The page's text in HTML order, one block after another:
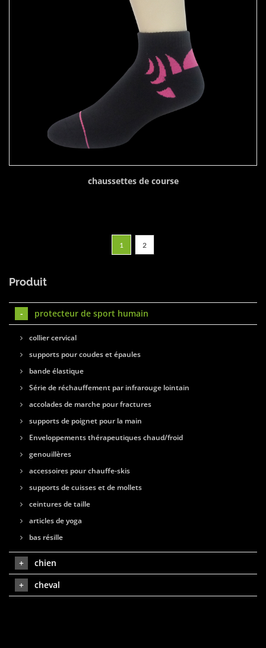
chaussettes de course
1 2
Produit
protecteur de sport humain
collier cervical
supports pour coudes et épaules
bande élastique
Série de réchauffement par infrarouge lointain
accolades de marche pour fractures
supports de poignet pour la main
Enveloppements thérapeutiques chaud/froid
genouillères
accessoires pour chauffe-skis
supports de cuisses et de mollets
ceintures de taille
articles de yoga
bas résille
chien
cheval